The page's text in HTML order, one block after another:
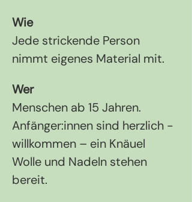
Wie
Jede strickende Person
nimmt eigenes Material mit.
Wer
Menschen ab 15 Jahren.
Anfänger:innen sind herzlich ­
willkommen – ein Knäuel
Wolle und Nadeln stehen
bereit.